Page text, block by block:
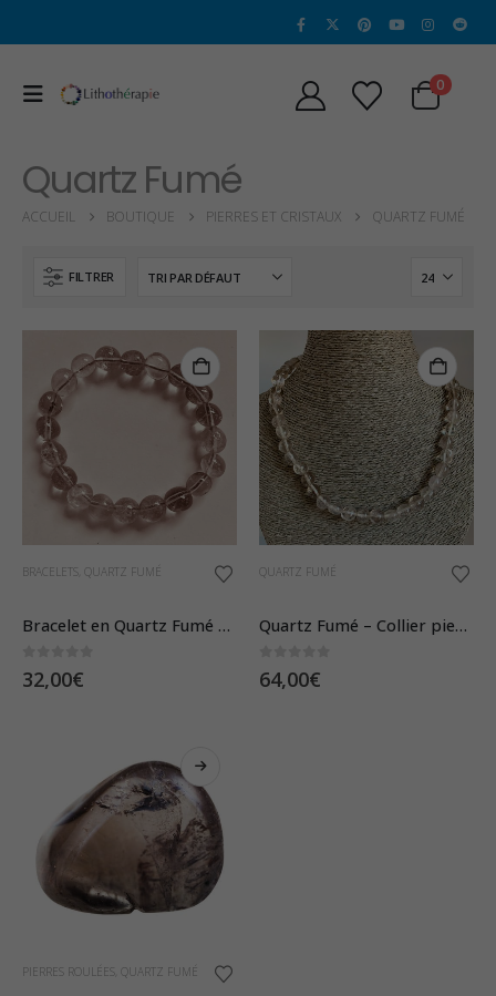
0
Quartz Fumé
ACCUEIL BOUTIQUE PIERRES ET CRISTAUX QUARTZ FUMÉ
FILTRER
BRACELETS QUARTZ FUMÉ
Bracelet en Quartz Fumé – Pierres Roulées
32,00€
QUARTZ FUMÉ
Quartz Fumé – Collier pierres roulées
64,00€
Ce
PIERRES ROULÉES QUARTZ FUMÉ